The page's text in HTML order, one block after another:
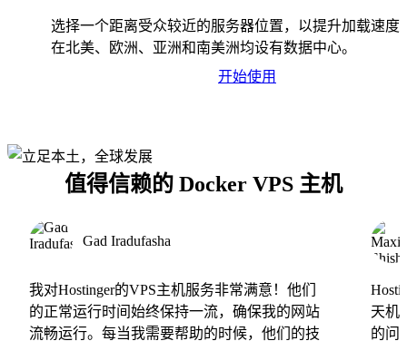
选择一个距离受众较近的服务器位置，以提升加载速度
在北美、欧洲、亚洲和南美洲均设有数据中心。
开始使用
值得信赖的 Docker VPS 主机
Gad Iradufasha
我对Hostinger的VPS主机服务非常满意！他们
的正常运行时间始终保持一流，确保我的网站
流畅运行。每当我需要帮助的时候，他们的技
天机
的问